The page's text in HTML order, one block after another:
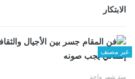
الابتكار
غير مصنف
منذ شهر واحد